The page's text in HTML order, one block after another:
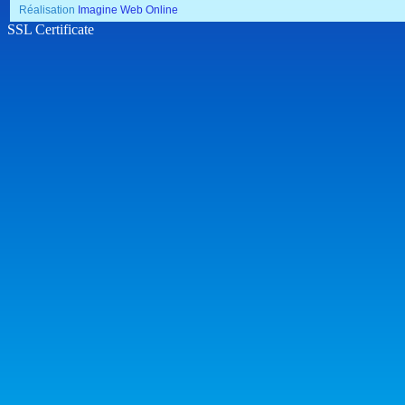
Réalisation Imagine Web Online
SSL Certificate